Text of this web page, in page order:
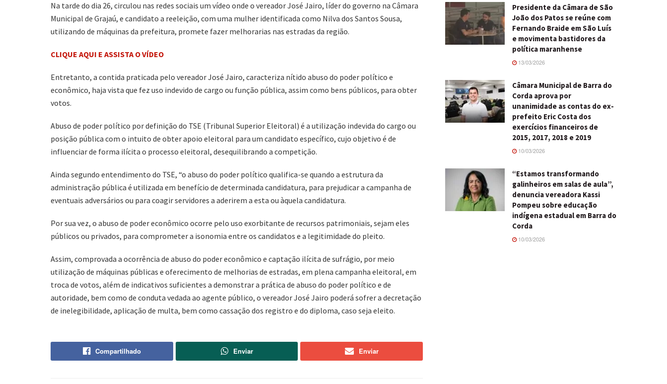
Na tarde do dia 26, circulou nas redes sociais um vídeo onde o vereador José Jairo, líder do governo na Câmara
Municipal de Grajaú, e candidato a reeleição, com uma mulher identificada como Nilva dos Santos Sousa,
utilizando de máquinas da prefeitura, promete fazer melhorarias nas estradas da região.
CLIQUE AQUI E ASSISTA O VÍDEO
Entretanto, a contida praticada pelo vereador José Jairo, caracteriza nítido abuso do poder político e
econômico, haja vista que fez uso indevido de cargo ou função pública, assim como bens públicos, para obter
votos.
Abuso de poder político por definição do TSE (Tribunal Superior Eleitoral) é a utilização indevida do cargo ou
posição pública com o intuito de obter apoio eleitoral para um candidato específico, cujo objetivo é de
influenciar de forma ilícita o processo eleitoral, desequilibrando a competição.
Ainda segundo entendimento do TSE, “o abuso do poder político qualifica-se quando a estrutura da
administração pública é utilizada em benefício de determinada candidatura, para prejudicar a campanha de
eventuais adversários ou para coagir servidores a aderirem a esta ou àquela candidatura.
Por sua vez, o abuso de poder econômico ocorre pelo uso exorbitante de recursos patrimoniais, sejam eles
públicos ou privados, para comprometer a isonomia entre os candidatos e a legitimidade do pleito.
Assim, comprovada a ocorrência de abuso do poder econômico e captação ilícita de sufrágio, por meio
utilização de máquinas públicas e oferecimento de melhorias de estradas, em plena campanha eleitoral, em
troca de votos, além de indicativos suficientes a demonstrar a prática de abuso do poder político e de
autoridade, bem como de conduta vedada ao agente público, o vereador José Jairo poderá sofrer a decretação
de inelegibilidade, aplicação de multa, bem como cassação dos registro e do diploma, caso seja eleito.
Compartilhado Enviar Enviar
Presidente da Câmara de São
João dos Patos se reúne com
Fernando Braide em São Luís
e movimenta bastidores da
política maranhense
13/03/2026
Câmara Municipal de Barra do
Corda aprova por
unanimidade as contas do ex-
prefeito Eric Costa dos
exercícios financeiros de
2015, 2017, 2018 e 2019
10/03/2026
“Estamos transformando
galinheiros em salas de aula”,
denuncia vereadora Kassi
Pompeu sobre educação
indígena estadual em Barra do
Corda
10/03/2026